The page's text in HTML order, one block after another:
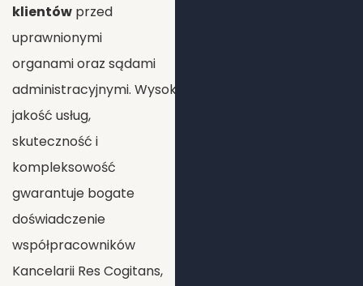
klientów przed
uprawnionymi
organami oraz sądami
administracyjnymi. Wysoką
jakość usług,
skuteczność i
kompleksowość
gwarantuje bogate
doświadczenie
współpracowników
Kancelarii Res Cogitans,